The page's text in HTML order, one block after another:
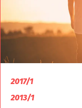
2017/1
2013/1